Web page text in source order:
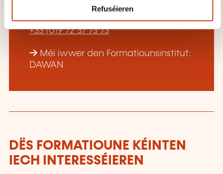
Refuséieren
Dawan - Service commercial
commercial@dawan.fr
+33 (0)9 72 37 73 73
Méi iwwer den Formatiounsinstitut:
DAWAN
DËS FORMATIOUNE KÉINTEN
IECH INTERESSÉIEREN